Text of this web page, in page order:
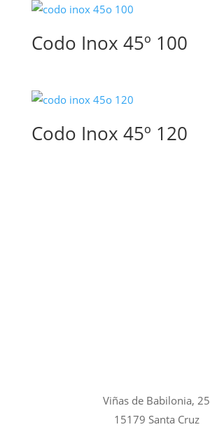
Codo Inox 45º 100
Codo Inox 45º 120
Viñas de Babilonia, 25
15179 Santa Cruz